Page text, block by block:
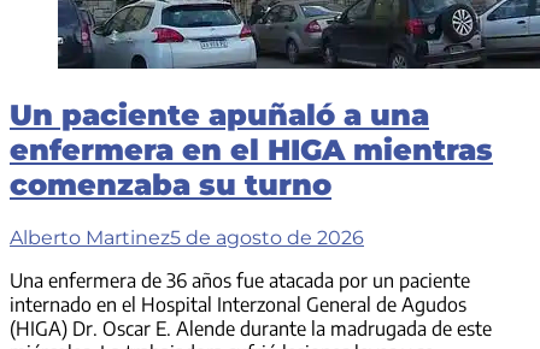
Un paciente apuñaló a una
enfermera en el HIGA mientras
comenzaba su turno
Alberto Martinez5 de agosto de 2026
Una enfermera de 36 años fue atacada por un paciente
internado en el Hospital Interzonal General de Agudos
(HIGA) Dr. Oscar E. Alende durante la madrugada de este